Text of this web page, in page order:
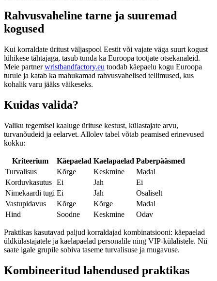
Rahvusvaheline tarne ja suuremad
kogused
Kui korraldate üritust väljaspool Eestit või vajate väga suurt kogust
lühikese tähtajaga, tasub tunda ka Euroopa tootjate otsekanaleid.
Meie partnerwristbandfactory.eu toodab käepaelu kogu Euroopa
turule ja katab ka mahukamad rahvusvahelised tellimused, kus
kohalik varu jääks väikeseks.
Kuidas valida?
Valiku tegemisel kaaluge ürituse kestust, külastajate arvu,
turvanõudeid ja eelarvet. Allolev tabel võtab peamised erinevused
kokku:
Kriteerium Käepaelad Kaelapaelad Paberpääsmed
Turvalisus
Kõrge Keskmine
Madal
Korduvkasutus Ei Jah
Ei
Nimekaardi tugi Ei Jah
Osaliselt
Vastupidavus
Kõrge Kõrge
Madal
Hind
Soodne Keskmine Odav
Praktikas kasutavad paljud korraldajad kombinatsiooni: käepaelad
üldkülastajatele ja kaelapaelad personalile ning VIP-külalistele. Nii
saate igale grupile sobiva taseme turvalisuse ja mugavuse.
Kombineeritud lahendused praktikas